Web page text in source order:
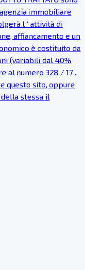
immobiliare
l ‘ attività di
affiancamento e un
è costituito da
(variabili dal 40%
numero 328 / 17 ..
questo sito, oppure
stessa il